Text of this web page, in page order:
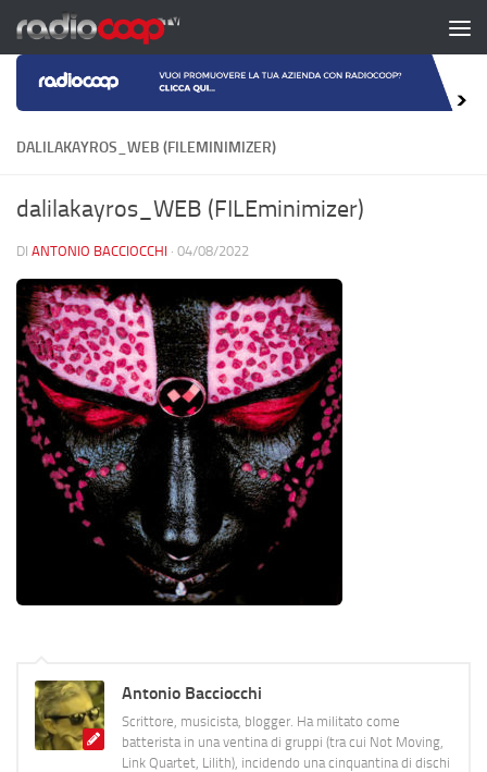
Salta al contenuto
DALILAKAYROS_WEB (FILEMINIMIZER)
dalilakayros_WEB (FILEminimizer)
DI ANTONIO BACCIOCCHI · 04/08/2022
Antonio Bacciocchi
Scrittore, musicista, blogger. Ha militato come
batterista in una ventina di gruppi (tra cui Not Moving,
Link Quartet, Lilith), incidendo una cinquantina di dischi